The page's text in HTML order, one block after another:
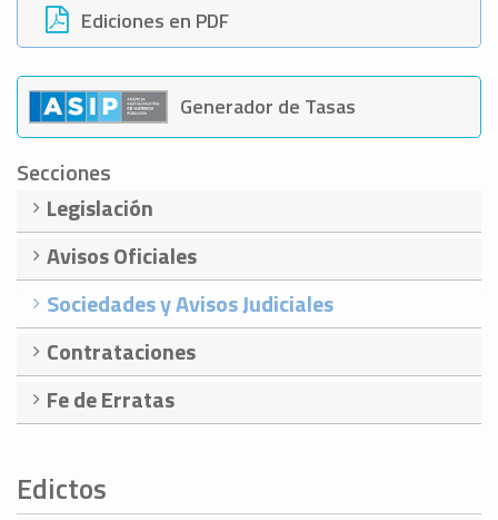
Ediciones en PDF
Generador de Tasas
Secciones
Legislación
Avisos Oficiales
Sociedades y Avisos Judiciales
Contrataciones
Fe de Erratas
Edictos